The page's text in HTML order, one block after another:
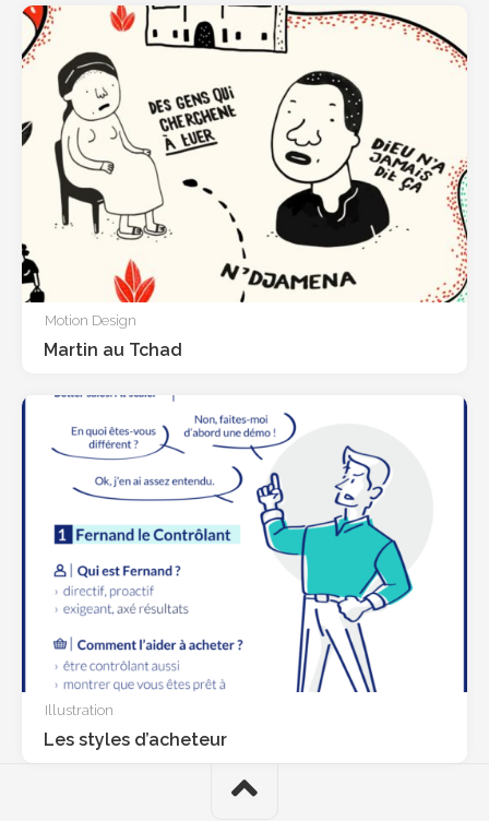
Motion Design
Martin au Tchad
Illustration
Les styles d’acheteur